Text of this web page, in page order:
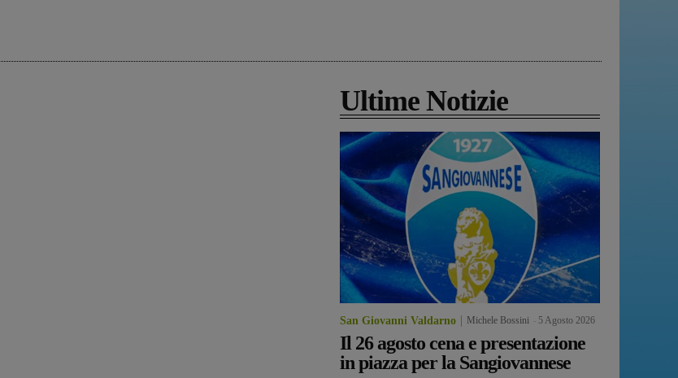
Ultime Notizie
San Giovanni Valdarno Michele Bossini 5 Agosto 2026
Il 26 agosto cena e presentazione
in piazza per la Sangiovannese